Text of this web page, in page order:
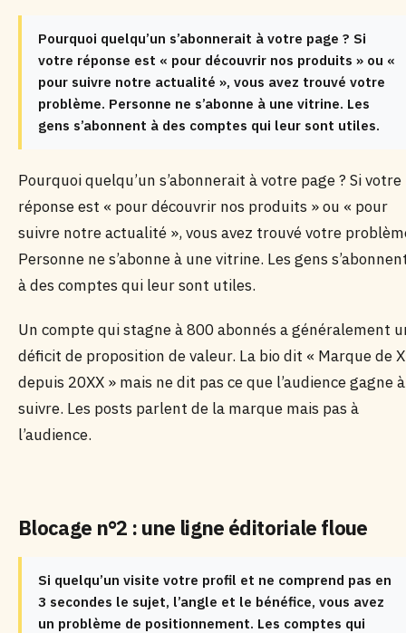
Pourquoi quelqu’un s’abonnerait à votre page ? Si
votre réponse est « pour découvrir nos produits » ou «
pour suivre notre actualité », vous avez trouvé votre
problème. Personne ne s’abonne à une vitrine. Les
gens s’abonnent à des comptes qui leur sont utiles.
Pourquoi quelqu’un s’abonnerait à votre page ? Si votre
réponse est « pour découvrir nos produits » ou « pour
suivre notre actualité », vous avez trouvé votre
Personne ne s’abonne à une vitrine. Les gens
à des comptes qui leur sont utiles.
Un compte qui stagne à 800 abonnés a généralement
déficit de proposition de valeur. La bio dit « Marque de X
depuis 20XX » mais ne dit pas ce que l’audience gagne à
suivre. Les posts parlent de la marque mais pas à
l’audience.
Blocage n°2 : une ligne éditoriale floue
Si quelqu’un visite votre profil et ne comprend pas en
3 secondes le sujet, l’angle et le bénéfice, vous avez
un problème de positionnement. Les comptes qui